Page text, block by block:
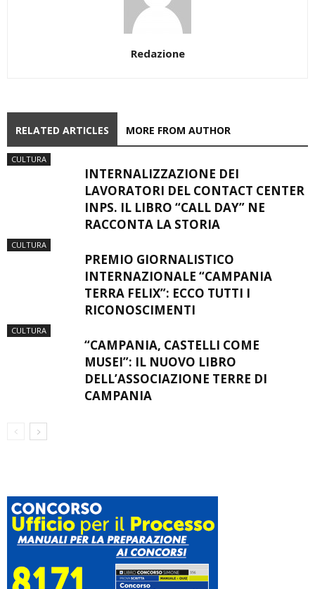
Redazione
RELATED ARTICLES MORE FROM AUTHOR
CULTURA
INTERNALIZZAZIONE DEI
LAVORATORI DEL CONTACT CENTER
INPS. IL LIBRO “CALL DAY” NE
RACCONTA LA STORIA
CULTURA
PREMIO GIORNALISTICO
INTERNAZIONALE “CAMPANIA
TERRA FELIX”: ECCO TUTTI I
RICONOSCIMENTI
CULTURA
“CAMPANIA, CASTELLI COME
MUSEI”: IL NUOVO LIBRO
DELL’ASSOCIAZIONE TERRE DI
CAMPANIA